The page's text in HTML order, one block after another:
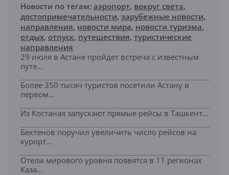
Новости по тегам: аэропорт, вокруг света,
достопримечательности, зарубежные новости,
направления, новости мира, новости туризма,
отдых, отпуск, путешествия, туристические
направления
29 июля в Астане пройдет встреча с известным
путе...
Более 350 тысяч туристов посетили Астану в
первом...
Из Костаная запускают прямые рейсы в Ташкент...
Бектенов поручил увеличить число рейсов на
курорт...
Отели мирового уровня появятся в 11 регионах
Каза...